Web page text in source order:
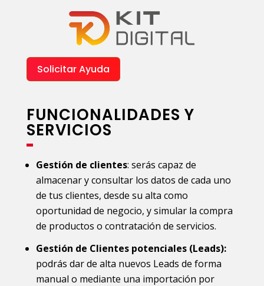
Solicitar Ayuda
FUNCIONALIDADES Y
SERVICIOS
Gestión de clientes: serás capaz de
almacenar y consultar los datos de cada uno
de tus clientes, desde su alta como
oportunidad de negocio, y simular la compra
de productos o contratación de servicios.
Gestión de Clientes potenciales (Leads):
podrás dar de alta nuevos Leads de forma
manual o mediante una importación por